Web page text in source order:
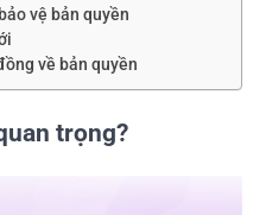
vệ bản quyền
về bản quyền
trọng?